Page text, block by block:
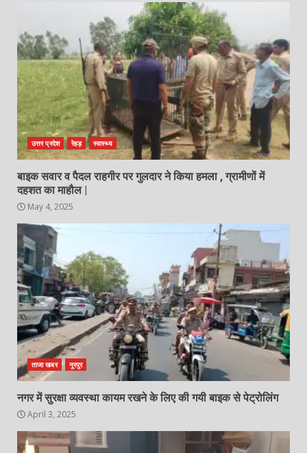
उत्तर प्रदेश रेहड़ स्वास्थ्य
बाइक सवार व पैदल राहगीर पर गुलदार ने किया हमला , ग्रामीणों में
दहशत का माहौल |
May 4, 2025
ताजा खबर नूरपुर
नगर में सुरक्षा व्यवस्था कायम रखने के लिए की गयी बाइक से पेट्रोलिंग
April 3, 2025